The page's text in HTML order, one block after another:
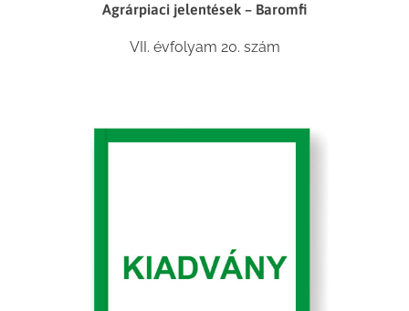
Agrárpiaci jelentések – Baromfi
VII. évfolyam 20. szám